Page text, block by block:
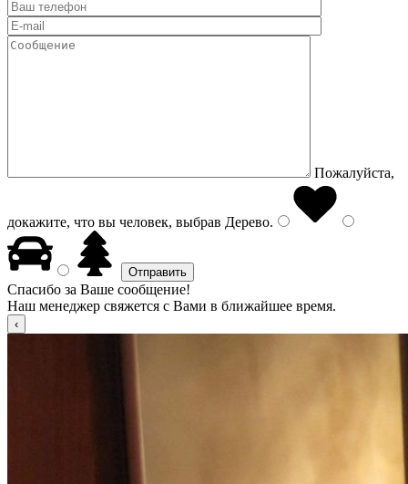
Пожалуйста,
докажите, что вы человек, выбрав Дерево.
Спасибо за Ваше сообщение!
Наш менеджер свяжется с Вами в ближайшее время.